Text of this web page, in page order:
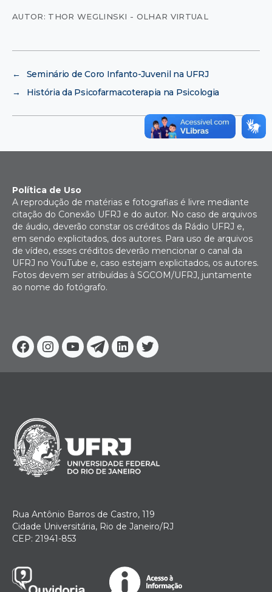
AUTOR: THOR WEGLINSKI - OLHAR VIRTUAL
←
Seminário de Coro Infanto-Juvenil na UFRJ
→
História da Psicofarmacoterapia na Psicologia
Facebook
Instagram
YoutubeTelegram
Linkedin
Twitter
Política de Uso
A reprodução de matérias e fotografias é livre mediante
citação do Conexão UFRJ e do autor. No caso de arquivos
de áudio, deverão constar os créditos da Rádio UFRJ e,
em sendo explicitados, dos autores. Para uso de arquivos
de vídeo, esses créditos deverão mencionar o canal da
UFRJ no YouTube e, caso estejam explicitados, os autores.
Fotos devem ser atribuídas à SGCOM/UFRJ, juntamente
ao nome do fotógrafo.
Rua Antônio Barros de Castro, 119
Cidade Universitária, Rio de Janeiro/RJ
CEP: 21941-853